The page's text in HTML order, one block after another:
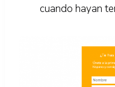
cuando hayan